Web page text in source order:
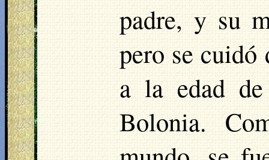
padre, y su
pero se cuidó
a la edad
Bolonia.